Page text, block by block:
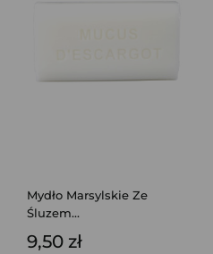
Mydło Marsylskie Ze
Śluzem...
9,50 zł